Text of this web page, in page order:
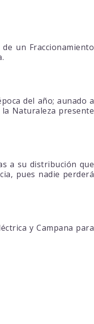
un Fraccionamiento
del año; aunado a
Naturaleza presente
a su distribución que
pues nadie perderá
y Campana para